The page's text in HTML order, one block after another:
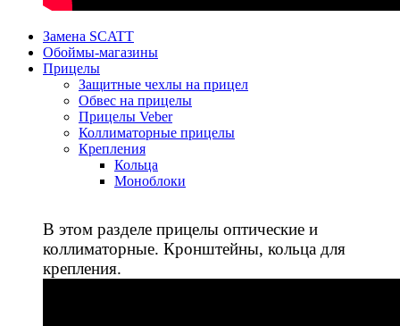
Замена SCATT
Обоймы-магазины
Прицелы
Защитные чехлы на прицел
Обвес на прицелы
Прицелы Veber
Коллиматорные прицелы
Крепления
Кольца
Моноблоки
В этом разделе прицелы оптические и
коллиматорные. Кронштейны, кольца для
крепления.